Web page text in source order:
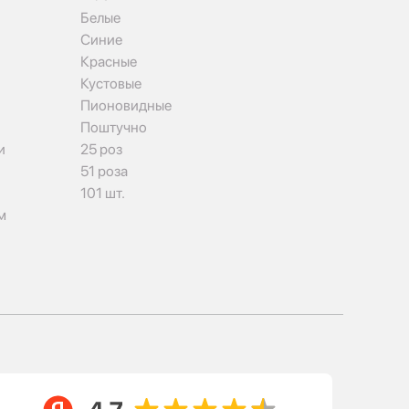
Белые
Синие
Красные
Кустовые
Пионовидные
Поштучно
25 роз
51 роза
101 шт.